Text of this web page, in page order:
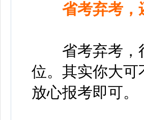
省考弃考，
省考弃考，很
位。其实你大可
放心报考即可。